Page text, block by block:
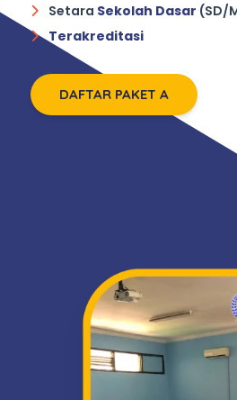
Setara Sekolah Dasar (SD/
Terakreditasi
DAFTAR PAKET A